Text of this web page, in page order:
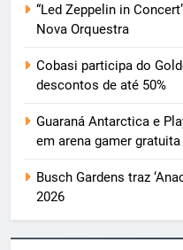
“Led Zeppelin in
Nova Orquestra
Cobasi participa do
descontos de até 50%
Guaraná Antarctica e
em arena gamer gratuita
Busch Gardens traz
2026